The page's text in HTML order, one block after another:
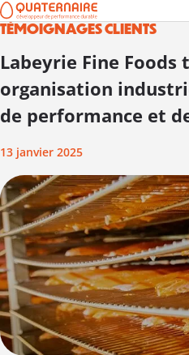
Aller à la
Aller au
TÉMOIGNAGES CLIENTS
Labeyrie Fine
organisation
de performance et
13 janvier 2025